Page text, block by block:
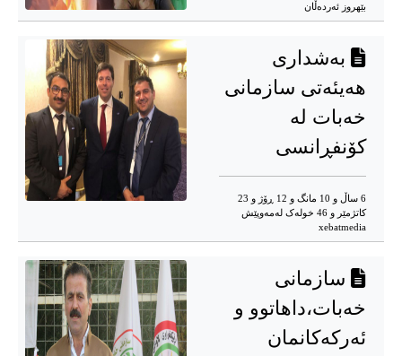
بێهروز ئەردەڵان
به‌شداری
هه‌یئه‌تی سازمانی
خه‌بات له‌
کۆنفڕانسی
6 ساڵ و 10 مانگ و 12 ڕۆژ و 23
کاتژمێر و 46 خوله‌ک له‌مه‌وپێش‌
xebatmedia
سازمانی
خەبات،داهاتوو و
ئەرکەکانمان